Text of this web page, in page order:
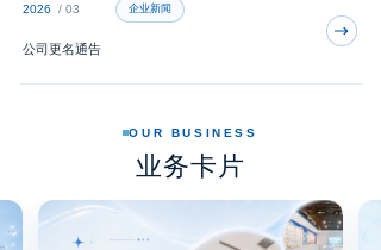
OUR BUSINESS
业务卡片
2026 / 03 企业新闻
公司更名通告